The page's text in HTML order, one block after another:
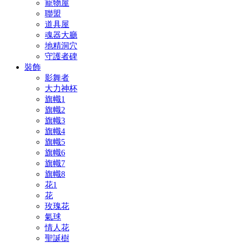
寵物屋
聯盟
道具屋
魂器大廳
地精洞穴
守護者碑
裝飾
影舞者
大力神杯
旗幟1
旗幟2
旗幟3
旗幟4
旗幟5
旗幟6
旗幟7
旗幟8
花1
花
玫瑰花
氣球
情人花
聖誕樹